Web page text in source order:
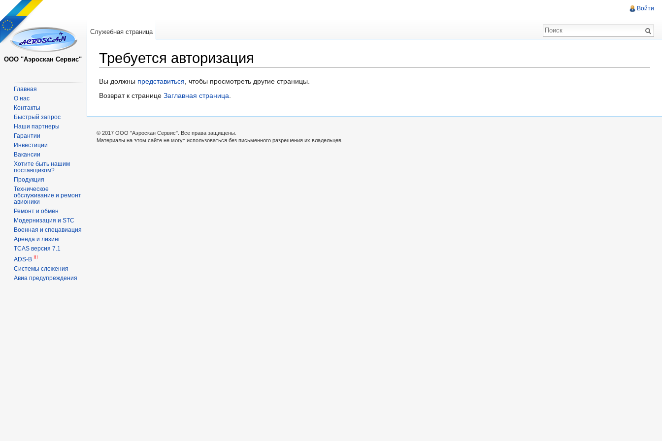
Требуется авторизация
Вы должны представиться, чтобы просмотреть другие страницы.
Возврат к странице Заглавная страница.
Войти
Служебная страница
ООО "Аэроскан Сервис"
Главная
О нас
Контакты
Быстрый запрос
Наши партнеры
Гарантии
Инвестиции
Вакансии
Хотите быть нашим
поставщиком?
Продукция
Техническое
обслуживание и ремонт
авионики
Ремонт и обмен
Модернизация и STC
Военная и спецавиация
Аренда и лизинг
TCAS версия 7.1
ADS-B !!!
Системы слежения
Авиа предупреждения
© 2017 ООО "Аэроскан Сервис". Все права защищены.
Материалы на этом сайте не могут использоваться без письменного разрешения их владельцев.